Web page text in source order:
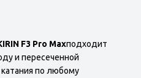
F3 Pro Maxподходит
и пересеченной
по любому